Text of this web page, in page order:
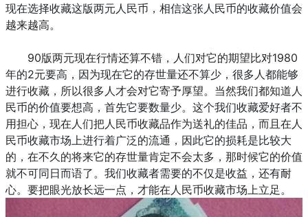
现在选择收藏这版两元人民币，相信这张人民币的收藏价值会
越来越高。
90版两元现在行情还算不错，人们对它的期望比对1980
年的2元要高，因为现在它的存世量还不算少，很多人都能够
进行收藏，所以很多人才会对它寄予厚望。当然我们都知道人
民币的价值要想高，首先它要数量少。这个我们收藏爱好者不
用担心，现在人们把人民币收藏品作为送礼的佳品，而且在人
民币收藏市场上进行着广泛的流通，因此它的损耗是比较大
的，在不久的将来它的存世量肯定不会太多，那时候它的价值
就不可同日而语了。我们收藏者需要的不仅是收益，还有耐
心。要把眼光放长远一点，才能在人民币收藏市场上立足。